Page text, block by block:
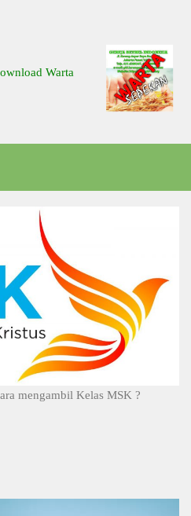
Warta
mengambil Kelas MSK ?